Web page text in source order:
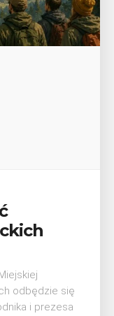
odbędzie się
i prezesa